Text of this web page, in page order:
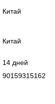
Китай
Китай
14 дней
90159315162